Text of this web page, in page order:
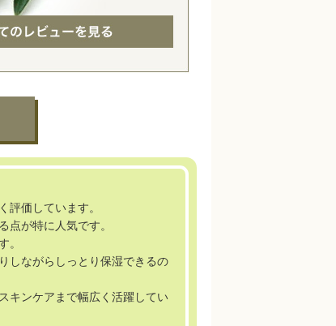
評価しています。
点が特に人気です。
。
しながらしっとり保湿できるの
キンケアまで幅広く活躍してい